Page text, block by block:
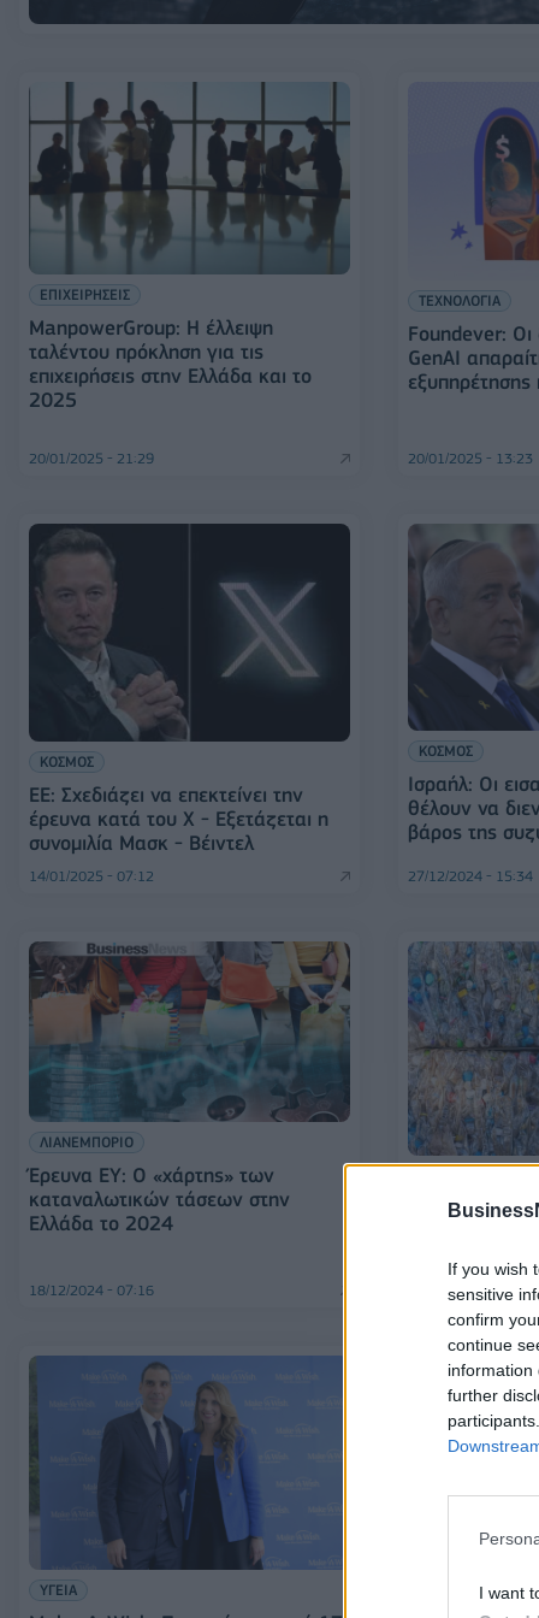
If you wish
sensitive
confirm
continue
information
further
I want
ΕΠΙΧΕΙΡΗΣΕΙΣ
ManpowerGroup: Η έλλειψη
ταλέντου πρόκληση για τις
επιχειρήσεις στην Ελλάδα και το
2025
20/01/2025 - 21:29
ΤΕΧΝΟΛΟΓΙΑ
Foundever: Οι
GenAI
20/01/2025 - 13:23
ΚΟΣΜΟΣ
ΕΕ: Σχεδιάζει να επεκτείνει την
έρευνα κατά του X - Εξετάζεται η
συνομιλία Μασκ - Βέιντελ
14/01/2025 - 07:12
ΚΟΣΜΟΣ
Ισραήλ: Οι
θέλουν να
βάρος της
27/12/2024 - 15:34
ΛΙΑΝΕΜΠΟΡΙΟ
Έρευνα ΕΥ: Ο «χάρτης» των
καταναλωτικών τάσεων στην
Ελλάδα το 2024
18/12/2024 - 07:16
WWF:
17/12/2024 - 12:38
ΥΓΕΙΑ
Focus Bari:
Έλληνες έχουν